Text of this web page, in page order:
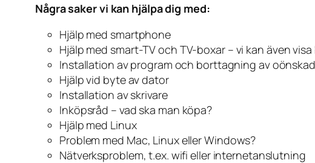
Några saker vi kan hjälpa dig med:
Hjälp med smartphone
Hjälp med smart-TV och TV-boxar – vi kan även
Installation av program och borttagning av
Hjälp vid byte av dator
Installation av skrivare
Inköpsråd – vad ska man köpa?
Hjälp med Linux
Problem med Mac, Linux eller Windows?
Nätverksproblem, t.ex. wifi eller internetanslutning